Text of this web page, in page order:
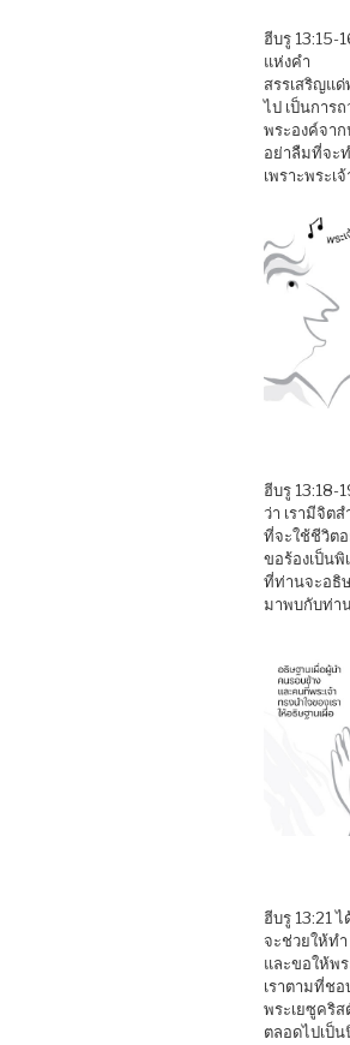
ฮีบรู 13:15-
แห่งคำ
สรรเสริญแ
ไป เป็นการ
พระองค์จาก
อย่าลืมที่จะ
เพราะพระเ
ฮีบรู 13:18-
ว่า เรามีจิต
ที่จะใช้ชีวิตอ
ขอร้องเป็นพิ
ที่ท่านจะอธิ
มาพบกับท่า
ฮีบรู 13:21
จะช่วยให้ท
และขอให้พ
เราตามที่ช
พระเยซูคริ
ตลอดไปเป็